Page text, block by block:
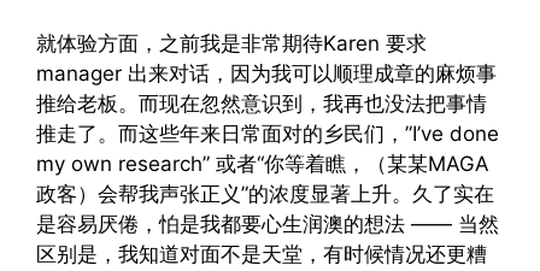
就体验方面，之前我是非常期待Karen 要求
manager 出来对话，因为我可以顺理成章的麻烦事
推给老板。而现在忽然意识到，我再也没法把事情
推走了。而这些年来日常面对的乡民们，”I’ve done
my own research” 或者“你等着瞧，（某某MAGA
政客）会帮我声张正义”的浓度显著上升。久了实在
是容易厌倦，怕是我都要心生润澳的想法 —— 当然
区别是，我知道对面不是天堂，有时候情况还更糟